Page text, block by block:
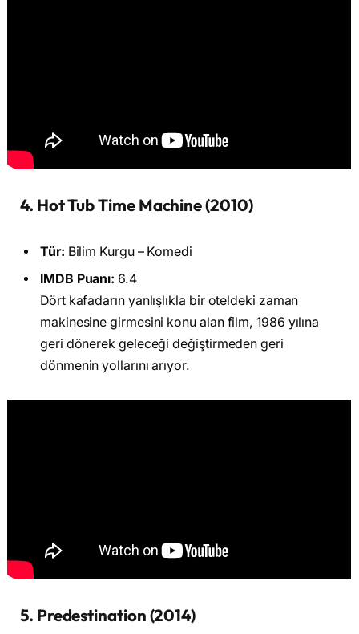
4. Hot Tub Time Machine (2010)
Tür: Bilim Kurgu – Komedi
IMDB Puanı: 6.4
Dört kafadarın yanlışlıkla bir oteldeki zaman
makinesine girmesini konu alan film, 1986 yılına
geri dönerek geleceği değiştirmeden geri
dönmenin yollarını arıyor.
5. Predestination (2014)